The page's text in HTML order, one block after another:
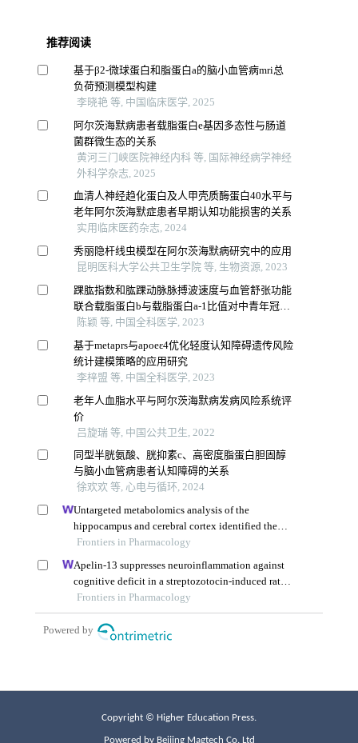
Copyright © Higher Education Press.
Powered by Beijing Magtech Co. Ltd